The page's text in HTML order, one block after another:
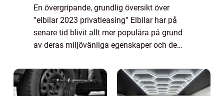
En övergripande, grundlig översikt över
”elbilar 2023 privatleasing” Elbilar har på
senare tid blivit allt mer populära på grund
av deras miljövänliga egenskaper och de
utsläppen av växthusgaser. Pri...